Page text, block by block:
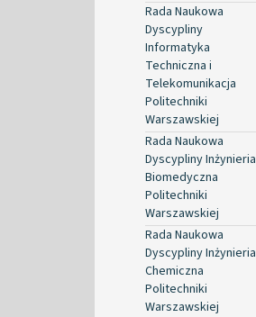
Rada Naukowa
Dyscypliny
Informatyka
Techniczna i
Telekomunikacja
Politechniki
Warszawskiej
Rada Naukowa
Dyscypliny Inżynieria
Biomedyczna
Politechniki
Warszawskiej
Rada Naukowa
Dyscypliny Inżynieria
Chemiczna
Politechniki
Warszawskiej